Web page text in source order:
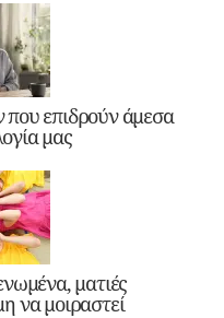
που επιδρούν άμεσα
μας
ματιές
να μοιραστεί